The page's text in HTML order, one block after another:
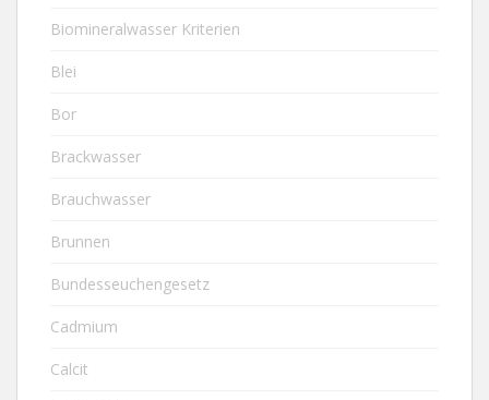
Biomineralwasser Kriterien
Blei
Bor
Brackwasser
Brauchwasser
Brunnen
Bundesseuchengesetz
Cadmium
Calcit